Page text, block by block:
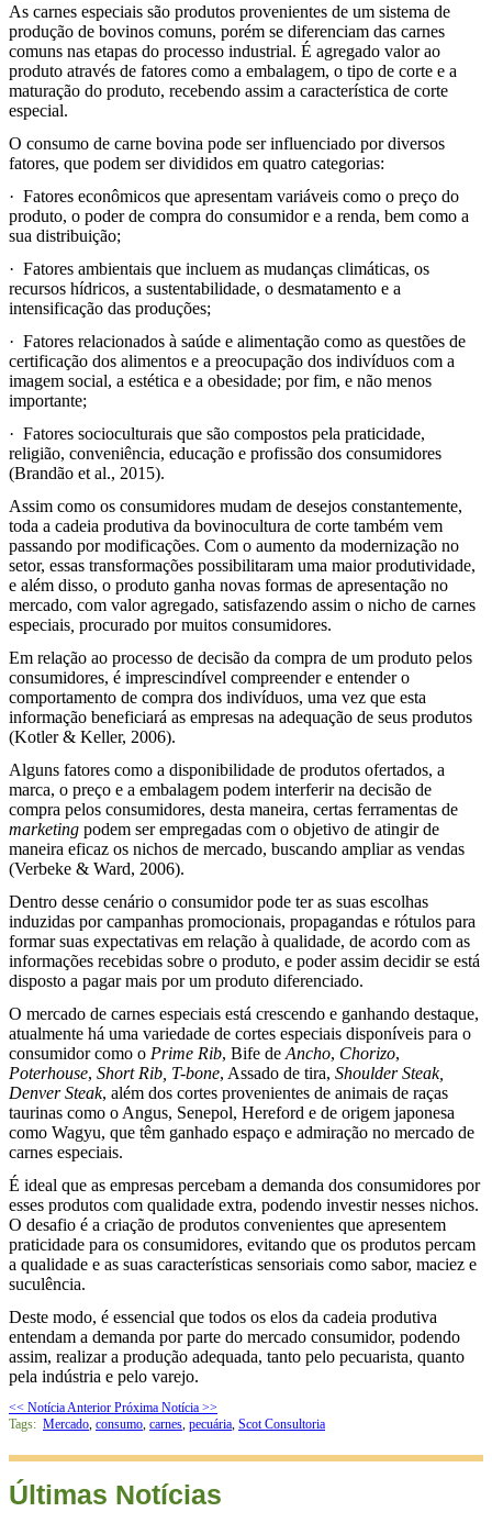
As carnes especiais são produtos provenientes de um sistema de
produção de bovinos comuns, porém se diferenciam das carnes
comuns nas etapas do processo industrial. É agregado valor ao
produto através de fatores como a embalagem, o tipo de corte e a
maturação do produto, recebendo assim a característica de corte
especial.
O consumo de carne bovina pode ser influenciado por diversos
fatores, que podem ser divididos em quatro categorias:
· Fatores econômicos que apresentam variáveis como o preço do
produto, o poder de compra do consumidor e a renda, bem como a
sua distribuição;
· Fatores ambientais que incluem as mudanças climáticas, os
recursos hídricos, a sustentabilidade, o desmatamento e a
intensificação das produções;
· Fatores relacionados à saúde e alimentação como as questões de
certificação dos alimentos e a preocupação dos indivíduos com a
imagem social, a estética e a obesidade; por fim, e não menos
importante;
· Fatores socioculturais que são compostos pela praticidade,
religião, conveniência, educação e profissão dos consumidores
(Brandão et al., 2015).
Assim como os consumidores mudam de desejos constantemente,
toda a cadeia produtiva da bovinocultura de corte também vem
passando por modificações. Com o aumento da modernização no
setor, essas transformações possibilitaram uma maior produtividade,
e além disso, o produto ganha novas formas de apresentação no
mercado, com valor agregado, satisfazendo assim o nicho de carnes
especiais procurado por muitos consumidores.
Em relação ao processo de decisão da compra de um produto pelos
consumidores, é imprescindível compreender e entender o
comportamento de compra dos indivíduos, uma vez que esta
informação beneficiará as empresas na adequação de seus produtos
(Kotler & Keller, 2006).
Alguns fatores como a disponibilidade de produtos ofertados, a
marca, o preço e a embalagem podem interferir na decisão de
compra pelos consumidores, desta maneira, certas ferramentas de
marketing podem ser empregadas com o objetivo de atingir de
maneira eficaz os nichos de mercado, buscando ampliar as vendas
(Verbeke & Ward, 2006).
Dentro desse cenário o consumidor pode ter as suas escolhas
induzidas por campanhas promocionais, propagandas e rótulos para
formar suas expectativas em relação à qualidade, de acordo com as
informações recebidas sobre o produto, e poder assim decidir se está
disposto a pagar mais por um produto diferenciado.
O mercado de carnes especiais está crescendo e ganhando destaque,
atualmente há uma variedade de cortes especiais disponíveis para o
consumidor como o Prime Rib, Bife de Ancho, Chorizo,
Poterhouse, Short Rib, T-bone, Assado de tira, Shoulder Steak,
Denver Steak, além dos cortes provenientes de animais de raças
taurinas como o Angus, Senepol, Hereford e de origem japonesa
como Wagyu, que têm ganhado espaço e admiração no mercado de
carnes especiais.
É ideal que as empresas percebam a demanda dos consumidores por
esses produtos com qualidade extra, podendo investir nesses nichos.
O desafio é a criação de produtos convenientes que apresentem
praticidade para os consumidores, evitando que os produtos percam
a qualidade e as suas características sensoriais como sabor, maciez e
suculência.
Deste modo, é essencial que todos os elos da cadeia produtiva
entendam a demanda por parte do mercado consumidor, podendo
assim, realizar a produção adequada, tanto pelo pecuarista, quanto
pela indústria e pelo varejo.
<< Notícia Anterior Próxima Notícia >>
Tags: Mercado, consumo, carnes, pecuária, Scot Consultoria
Últimas Notícias